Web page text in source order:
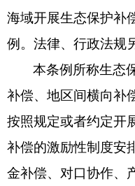
海域开展生态保护补
例。法律、行政法规
本条例所称生态
补偿、地区间横向补
按照规定或者约定开
补偿的激励性制度安
金补偿、对口协作、